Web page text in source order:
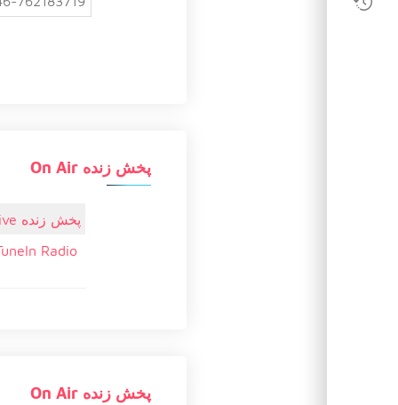
پخش زنده On Air
پخش زنده Live
Radio
پخش زنده On Air